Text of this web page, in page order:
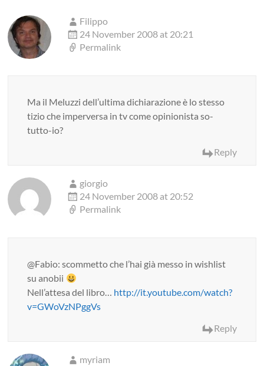
Filippo
24 November 2008 at 20:21
Permalink
Ma il Meluzzi dell’ultima dichiarazione è lo stesso
tizio che imperversa in tv come opinionista so-
tutto-io?
Reply
giorgio
24 November 2008 at 20:52
Permalink
@Fabio: scommetto che l’hai già messo in wishlist
su anobii
Nell’attesa del libro… http://it.youtube.com/watch?
v=GWoVzNPggVs
Reply
myriam